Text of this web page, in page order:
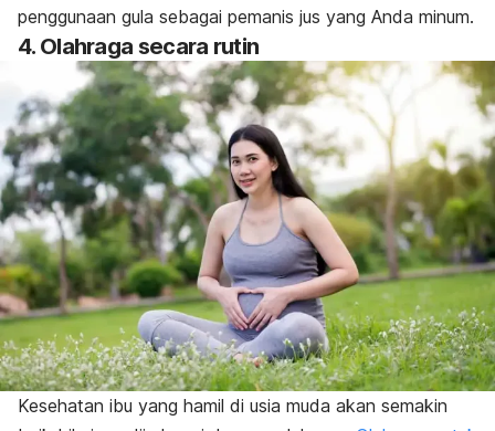
penggunaan gula sebagai pemanis jus yang Anda minum.
4. Olahraga secara rutin
Kesehatan ibu yang hamil di usia muda akan semakin